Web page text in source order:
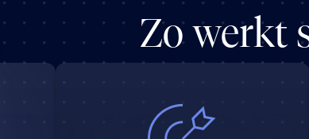
Zo werkt